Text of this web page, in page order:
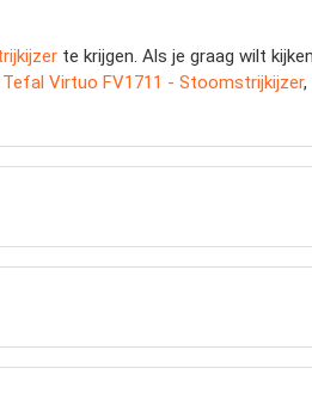
te krijgen. Als je graag wilt
Tefal Virtuo FV1711 - Stoomstrijkijzer,